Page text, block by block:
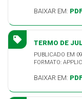
BAIXAR EM: PDF
TERMO DE
PUBLICADO EM
FORMATO:
BAIXAR EM: PDF